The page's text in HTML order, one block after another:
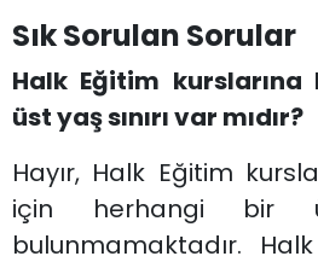
Sık Sorulan Sorular
Halk Eğitim
üst yaş sınırı var mıdır?
Hayır, Halk Eğitim
için herhangi bir
bulunmamaktadır.